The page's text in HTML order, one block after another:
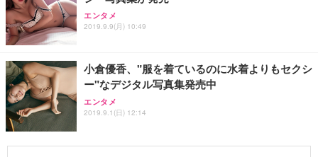
エンタメ
2019.9.9(月) 10:49
小倉優香、"服を着ているのに水着よりもセクシ
ー"なデジタル写真集発売中
エンタメ
2019.9.1(日) 12:14